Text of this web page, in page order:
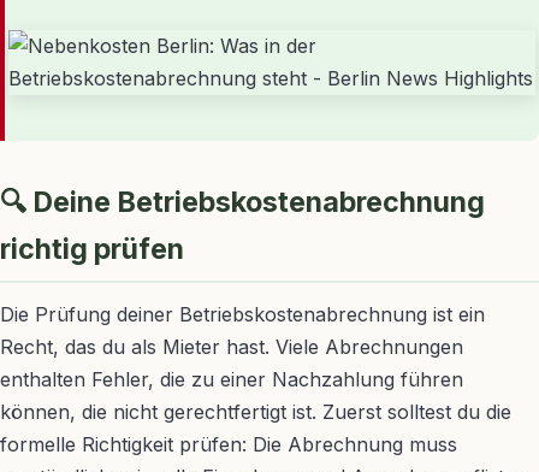
🔍 Deine Betriebskostenabrechnung
richtig prüfen
Die Prüfung deiner Betriebskostenabrechnung ist ein
Recht, das du als Mieter hast. Viele Abrechnungen
enthalten Fehler, die zu einer Nachzahlung führen
können, die nicht gerechtfertigt ist. Zuerst solltest du die
formelle Richtigkeit prüfen: Die Abrechnung muss